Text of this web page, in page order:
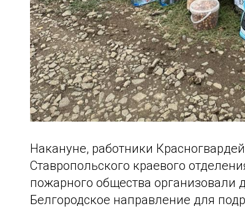
Накануне, работники
Ставропольского краевого
пожарного общества организовали
Белгородское направление для